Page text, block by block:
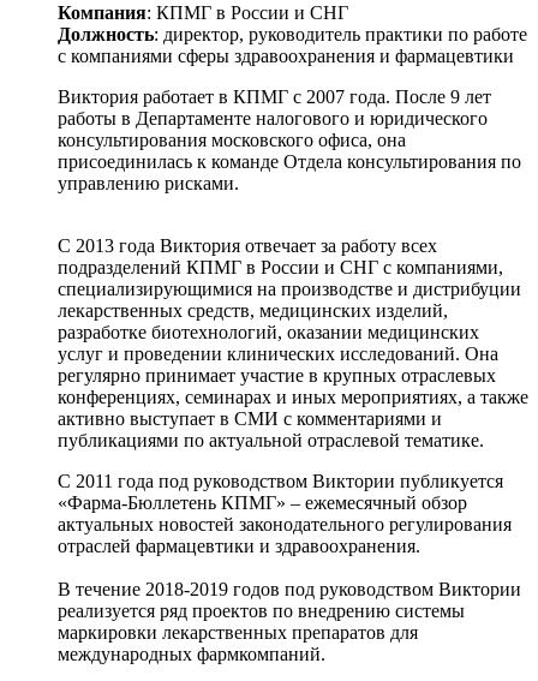
Компания: КПМГ в России и СНГ
Должность: директор, руководитель практики по работе
с компаниями сферы здравоохранения и фармацевтики
Виктория работает в КПМГ с 2007 года. После 9 лет
работы в Департаменте налогового и юридического
консультирования московского офиса, она
присоединилась к команде Отдела консультирования по
управлению рисками.
С 2013 года Виктория отвечает за работу всех
подразделений КПМГ в России и СНГ с компаниями,
специализирующимися на производстве и дистрибуции
лекарственных средств, медицинских изделий,
разработке биотехнологий, оказании медицинских
услуг и проведении клинических исследований. Она
регулярно принимает участие в крупных отраслевых
конференциях, семинарах и иных мероприятиях, а также
активно выступает в СМИ с комментариями и
публикациями по актуальной отраслевой тематике.
С 2011 года под руководством Виктории публикуется
«Фарма-Бюллетень КПМГ» – ежемесячный обзор
актуальных новостей законодательного регулирования
отраслей фармацевтики и здравоохранения.
В течение 2018-2019 годов под руководством Виктории
реализуется ряд проектов по внедрению системы
маркировки лекарственных препаратов для
международных фармкомпаний.